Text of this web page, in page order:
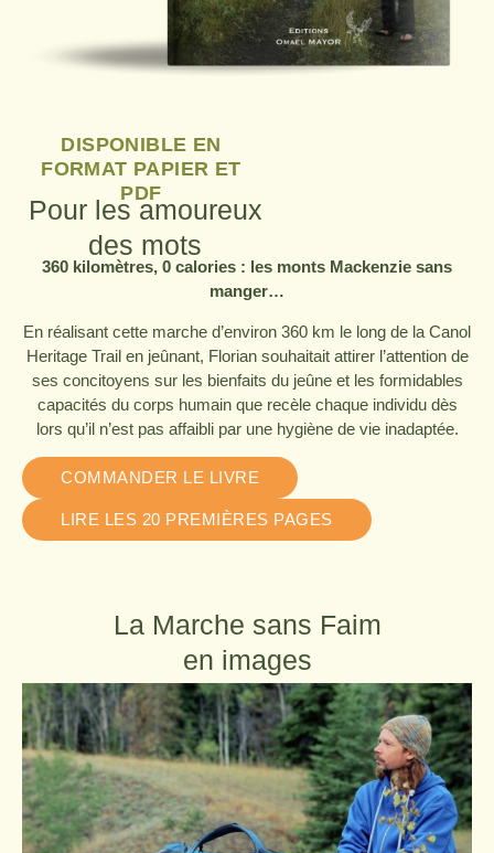
DISPONIBLE EN
FORMAT PAPIER ET
PDF
Pour les amoureux
des mots
360 kilomètres, 0 calories : les monts Mackenzie sans
manger…
En réalisant cette marche d’environ 360 km le long de la Canol
Heritage Trail en jeûnant, Florian souhaitait attirer l’attention de
ses concitoyens sur les bienfaits du jeûne et les formidables
capacités du corps humain que recèle chaque individu dès
lors qu’il n’est pas affaibli par une hygiène de vie inadaptée.
COMMANDER LE LIVRE
LIRE LES 20 PREMIÈRES PAGES
La Marche sans Faim
en images